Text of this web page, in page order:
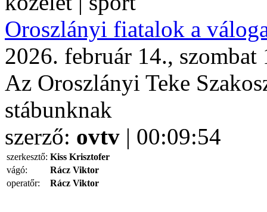
Oroszlányi fiatalok a
2026. február 14., szombat
Az Oroszlányi Teke
stábunknak
szerző: ovtv | 00:09:54
szerkesztő: Kiss Krisztofer
vágó:
Rácz Viktor
operatőr:
Rácz Viktor